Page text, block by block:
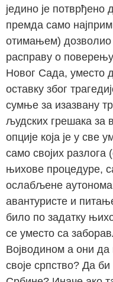
једино је потврђено
премда само
отимањем) дозволио
расправу о
Новог Сада, уместо
оставку због
сумње за изазвану
људских грешака за
опције која је у све
само својих разлога
њихове процедуре,
ослабљене
авантуристе и
било по задатку
се уместо са
Војводином а они да
своје српство? Да